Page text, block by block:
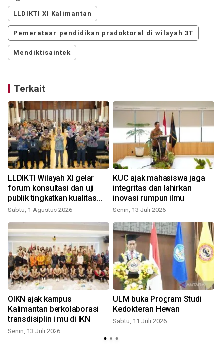
LLDIKTI XI Kalimantan
Pemerataan pendidikan pradoktoral di wilayah 3T
Mendiktisaintek
Terkait
LLDIKTI Wilayah XI gelar
forum konsultasi dan uji
publik tingkatkan kualitas
layanan publik
Sabtu, 1 Agustus 2026
KUC ajak mahasiswa jaga
integritas dan lahirkan
inovasi rumpun ilmu
Senin, 13 Juli 2026
OIKN ajak kampus
Kalimantan berkolaborasi
transdisiplin ilmu di IKN
Senin, 13 Juli 2026
ULM buka Program Studi
Kedokteran Hewan
Sabtu, 11 Juli 2026